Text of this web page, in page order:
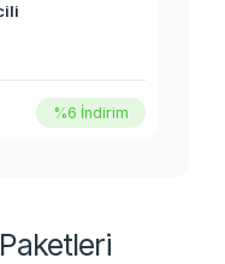
%6 İndirim
Paketleri